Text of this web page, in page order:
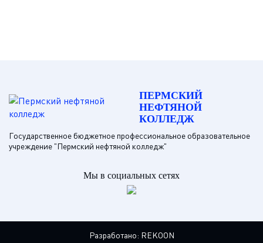
ПЕРМСКИЙ
НЕФТЯНОЙ
КОЛЛЕДЖ
Государственное бюджетное профессиональное образовательное
учреждение "Пермский нефтяной колледж"
Мы в социальных сетях
Разработано: REKOON